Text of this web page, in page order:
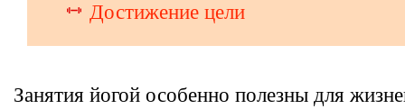
Достижение цели
Занятия йогой особенно полезны для